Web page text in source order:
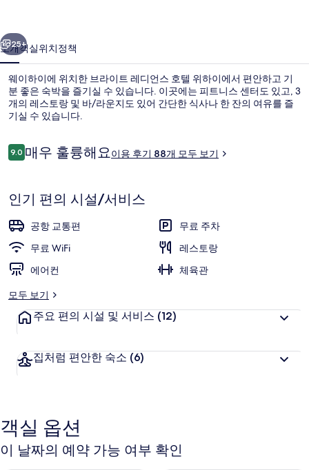
스
호
텔
위
이
사
진
갤
러
25+
소개객실위치정책
웨이하이에 위치한 브라이트 레디언스 호텔 위하이에서 편안하고 기
분 좋은 숙박을 즐기실 수 있습니다. 이곳에는 피트니스 센터도 있고, 3
개의 레스토랑 및 바/라운지도 있어 간단한 식사나 한 잔의 여유를 즐
기실 수 있습니다.
이
용
기
9.010점 만점 중 9.0점.
매우 훌륭해요이용 후기 88개 모두 보기
인기 편의 시설/서비스
공항 교통편
무료 주차
무료 WiFi
레스토랑
에어컨
체육관
모두 보기
주요 편의 시설 및 서비스 (12)
집처럼 편안한 숙소 (6)
객실 옵션
이 날짜의 예약 가능 여부 확인